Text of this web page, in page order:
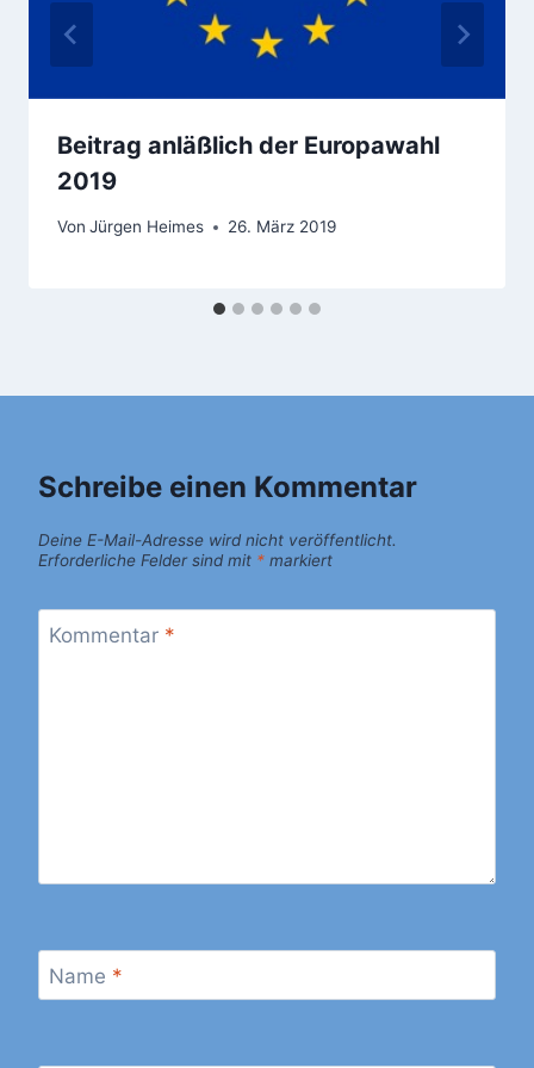
Beitrag anläßlich der Europawahl
2019
Von Jürgen Heimes 26. März 2019
Schreibe einen Kommentar
Deine E-Mail-Adresse wird nicht veröffentlicht.
Erforderliche Felder sind mit * markiert
Kommentar *
Name *